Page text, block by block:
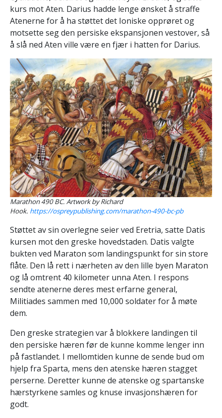
kurs mot Aten. Darius hadde lenge ønsket å straffe
Atenerne for å ha støttet det Ioniske opprøret og
motsette seg den persiske ekspansjonen vestover, så
å slå ned Aten ville være en fjær i hatten for Darius.
Marathon 490 BC. Artwork by Richard
Hook. https://ospreypublishing.com/marathon-490-bc-pb
Støttet av sin overlegne seier ved Eretria, satte Datis
kursen mot den greske hovedstaden. Datis valgte
bukten ved Maraton som landingspunkt for sin store
flåte. Den lå rett i nærheten av den lille byen Maraton
og lå omtrent 40 kilometer unna Aten. I respons
sendte atenerne deres mest erfarne general,
Militiades sammen med 10,000 soldater for å møte
dem.
Den greske strategien var å blokkere landingen til
den persiske hæren før de kunne komme lenger inn
på fastlandet. I mellomtiden kunne de sende bud om
hjelp fra Sparta, mens den atenske hæren stagget
perserne. Deretter kunne de atenske og spartanske
hærstyrkene samles og knuse invasjonshæren for
godt.